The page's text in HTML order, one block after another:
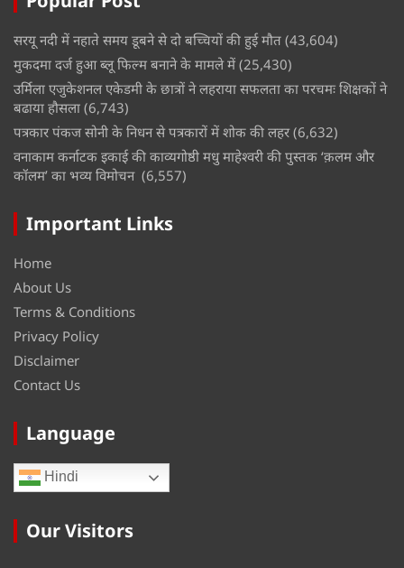
सरयू नदी में नहाते समय डूबने से दो बच्चियों की हुई मौत (43,604)
मुकदमा दर्ज हुआ ब्लू फिल्म बनाने के मामले में (25,430)
उर्मिला एजुकेशनल एकेडमी के छात्रों ने लहराया सफलता का परचमः शिक्षकों ने
बढाया हौसला (6,743)
पत्रकार पंकज सोनी के निधन से पत्रकारों में शोक की लहर (6,632)
वनाकाम कर्नाटक इकाई की काव्यगोष्ठी मधु माहेश्वरी की पुस्तक ‘क़लम और
कॉलम’ का भव्य विमोचन (6,557)
Important Links
Home
About Us
Terms & Conditions
Privacy Policy
Disclaimer
Contact Us
Language
Hindi
Our Visitors